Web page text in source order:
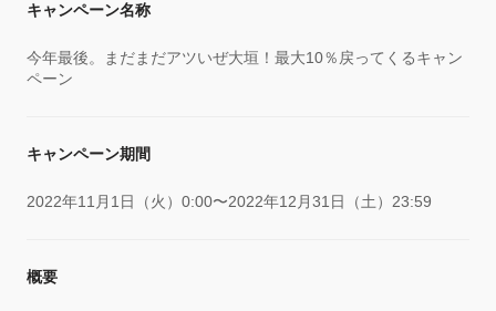
キャンペーン名称
今年最後。まだまだアツいぜ大垣！最大10％戻ってくるキャン
ペーン
キャンペーン期間
2022年11月1日（火）0:00〜2022年12月31日（土）23:59
概要